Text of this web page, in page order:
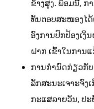
ຂ້າງສູງ. ພ້ອມນີ້, ກ
ທັນຕອບສະໜອງໄ
ອົງການປົກປ້ອງເງິ
ຝາກ ເຂົ້າໃນການ
ການກໍານົດກ່ຽວກັ
ລັກສະນະເຈາະຈົງ
ກະແສລາຍວັນ, ປ